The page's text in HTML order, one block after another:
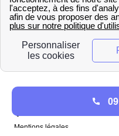
Nos outils
🛁 Simulateur consommation
Qui sommes-nous ?
Mentions légales